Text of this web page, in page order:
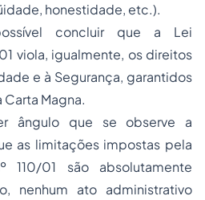
honestidade, etc.).
concluir que a Lei
viola, igualmente, os direitos
e à Segurança, garantidos
Carta Magna.
ângulo que se observe a
as limitações impostas pela
110/01 são absolutamente
nenhum ato administrativo